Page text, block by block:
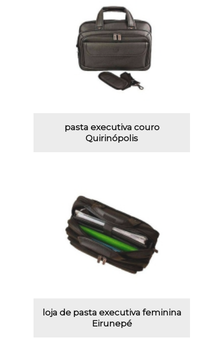
pasta executiva couro
Quirinópolis
loja de pasta executiva feminina
Eirunepé